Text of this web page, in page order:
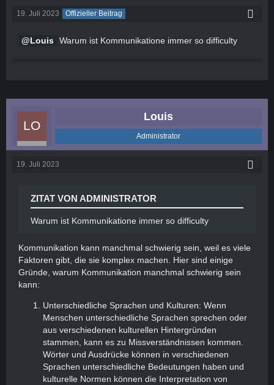
19. Juli 2023 Offizieller Beitrag
Louis Warum ist Kommunikatione immer so difficulty
Louis
Administrator
19. Juli 2023
ZITAT VON ADMINISTRATOR
Warum ist Kommunikatione immer so difficulty
Kommunikation kann manchmal schwierig sein, weil es viele
Faktoren gibt, die sie komplex machen. Hier sind einige
Gründe, warum Kommunikation manchmal schwierig sein
kann:
Unterschiedliche Sprachen und Kulturen: Wenn
Menschen unterschiedliche Sprachen sprechen oder
aus verschiedenen kulturellen Hintergründen
stammen, kann es zu Missverständnissen kommen.
Wörter und Ausdrücke können in verschiedenen
Sprachen unterschiedliche Bedeutungen haben und
kulturelle Normen können die Interpretation von